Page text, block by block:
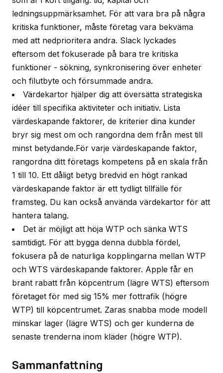
ledningsuppmärksamhet. För att vara bra på några
kritiska funktioner, måste företag vara bekväma
med att nedprioritera andra. Slack lyckades
eftersom det fokuserade på bara tre kritiska
funktioner - sökning, synkronisering över enheter
och filutbyte och försummade andra.
Värdekartor hjälper dig att översätta strategiska
idéer till specifika aktiviteter och initiativ. Lista
värdeskapande faktorer, de kriterier dina kunder
bryr sig mest om och rangordna dem från mest till
minst betydande.För varje värdeskapande faktor,
rangordna ditt företags kompetens på en skala från
1 till 10. Ett dåligt betyg bredvid en högt rankad
värdeskapande faktor är ett tydligt tillfälle för
framsteg. Du kan också använda värdekartor för att
hantera talang.
Det är möjligt att höja WTP och sänka WTS
samtidigt. För att bygga denna dubbla fördel,
fokusera på de naturliga kopplingarna mellan WTP
och WTS värdeskapande faktorer. Apple får en
brant rabatt från köpcentrum (lägre WTS) eftersom
företaget för med sig 15% mer fottrafik (högre
WTP) till köpcentrumet. Zaras snabba mode modell
minskar lager (lägre WTS) och ger kunderna de
senaste trenderna inom kläder (högre WTP).
Sammanfattning